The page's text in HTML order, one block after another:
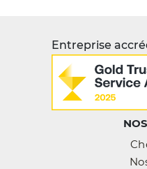
Entreprise